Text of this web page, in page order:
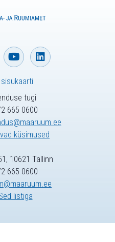
tugi
665 0600
küsimused
10621 Tallinn
665 0600
listiga